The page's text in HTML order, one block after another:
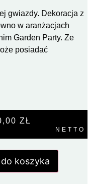
gwiazdy. Dekoracja z
w aranżacjach
Garden Party. Ze
posiadać
ZŁ
NETTO
koszyka